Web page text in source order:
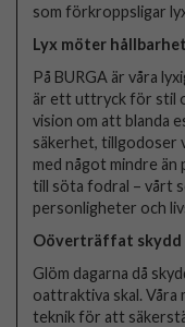
som förkroppsligar
Lyx möter hållbarhet
På BURGA är våra
är ett uttryck för stil
vision om att blanda
säkerhet, tillgodoser
med något mindre
till söta fodral – vårt
personligheter och
Oöverträffat skydd
Glöm dagarna då
oattraktiva skal. Våra
teknik för att